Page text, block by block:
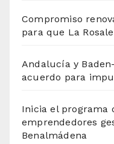
Compromiso
para que La
Andalucía y
acuerdo para
Inicia el programa
emprendedores
Benalmádena